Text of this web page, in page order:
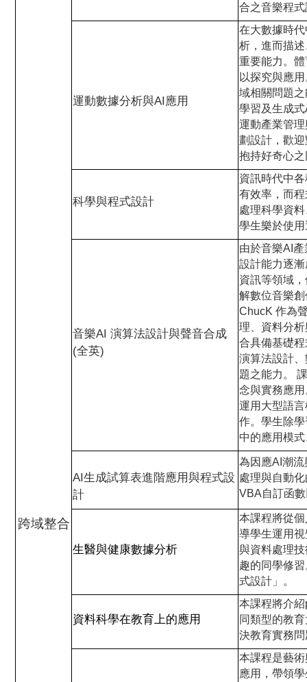
跨域整合
合之音樂程
運動數據分析與AI應用
在大數據時
析，進而描
重要能力。
以探究與應
域相關問題
學習及生成
運動產業管
劃設計，歡
抱持好奇心
科學與程式設計
資訊時代中
有效率，而
處理科學資
學生樂於使
音樂AI 演算法設計與聲音合成
(全英)
由於音樂AI
設計能力逐
資訊等領域
解數位音樂
ChucK 作為
理、資料分
合具備基礎
演算法設計
題之能力。
念與實務應
運用大型語
作。學生除
中的應用模
AI生成試算表進階應用與程式設
計
為因應AI潮
處理與自動
VBA自訂函
生醫與健康數據分析
本課程將從
導學生運用
與資料處理
趣的同學修
式設計」。
資料科學在教育上的應用
本課程將介
同類型的教
決教育實務
本課程是藝
應用，帶領